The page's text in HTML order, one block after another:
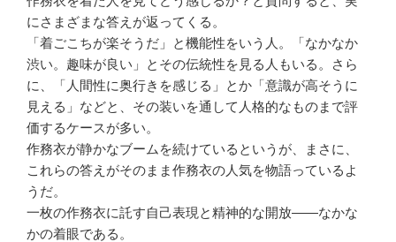
にさまざまな答えが返ってくる。
「着ごこちが楽そうだ」と機能性をいう人。「なかなか
渋い。趣味が良い」とその伝統性を見る人もいる。さら
に、「人間性に奥行きを感じる」とか「意識が高そうに
見える」などと、その装いを通して人格的なものまで評
価するケースが多い。
作務衣が静かなブームを続けているというが、まさに、
これらの答えがそのまま作務衣の人気を物語っているよ
うだ。
一枚の作務衣に託す自己表現と精神的な開放――なかな
かの着眼である。